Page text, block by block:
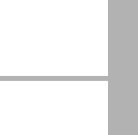
הקדמה ... 7